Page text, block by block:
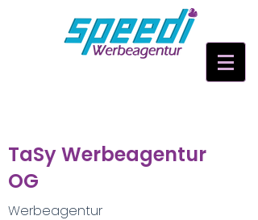
TaSy Werbeagentur
OG
Werbeagentur